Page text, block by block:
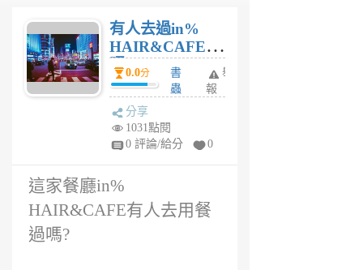
有人去過in%
HAIR&CAFE
嗎? in%
HAIR&CAFE評
價?
0.0分
書
蟲
前
舉
報
分享
1031點閱
0 評論/給分
0
這家餐廳in%
HAIR&CAFE有人去用餐
過嗎?